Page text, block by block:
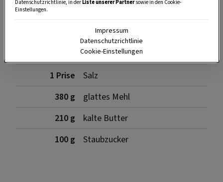
Dotter
Vanillezucker
1 Prise
Salz
380 g
glattes Mehl
210 g
kalte Butter
100 g
Staubzucker
Datenschutzrichtlinie, in derListe unserer Partnersowie in den Cookie-
Einstellungen.
Impressum
Datenschutzrichtlinie
Cookie-Einstellungen